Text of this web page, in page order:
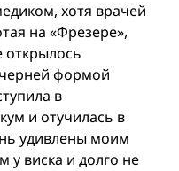
хотя врачей
на «Фрезере»,
открылось
формой
в
и отучилась в
удивлены моим
у виска и долго не